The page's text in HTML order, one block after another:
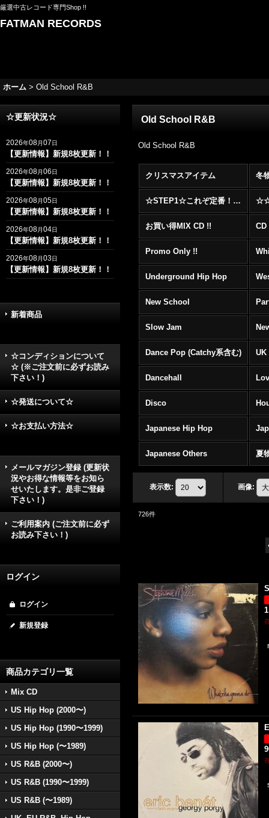
厳選中古レコード専門Shop !!
FATMAN RECORDS
ホーム > Old School R&B
☆更新状況☆
2026年08月07日
【更新情報】新規8枚更新！！
2026年08月06日
【更新情報】新規8枚更新！！
2026年08月05日
【更新情報】新規8枚更新！！
2026年08月04日
【更新情報】新規8枚更新！！
2026年08月03日
【更新情報】新規8枚更新！！
新着商品
☆コンディションについて
☆ (※ご注文前に必ずお読み
下さい！)
☆発送について☆
☆お支払い方法☆
メールマガジン登録 (更新状
況やお得な情報等をお知ら
せいたします。是非ご登録
下さい！)
ご利用案内 (ご注文前に必ず
お読み下さい！)
ログイン
ログイン
新規登録
商品カテゴリ一覧
Mix CD
US Hip Hop (2000〜)
US Hip Hop (1990〜1999)
US Hip Hop (〜1989)
US R&B (2000〜)
US R&B (1990〜1999)
US R&B (〜1989)
Old School R&B
Old School R&B
クリスマスアイテム 冬
☆STEP1☆これぞ定番！！まずはここから！2000年代R&BフロアヒットBest 100 !!!
お買い得MIX CD !!
Promo Only !!
Underground Hip Hop
New School
Slow Jam
Dance Pop (Catchy系含む) UK
Dancehall
Disco
Japanese Hip Hop
Japanese Others 夏
表示数: 画像:
726件